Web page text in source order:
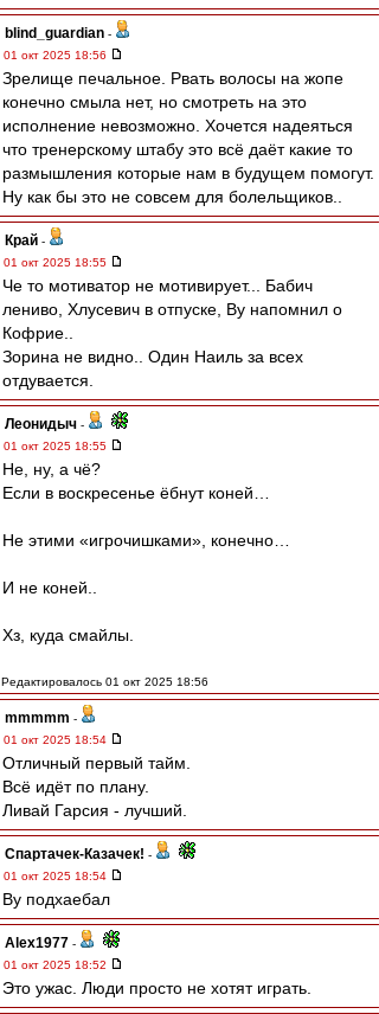
blind_guardian -
01 окт 2025 18:56
Зрелище печальное. Рвать волосы на жопе
конечно смыла нет, но смотреть на это
исполнение невозможно. Хочется надеяться
что тренерскому штабу это всё даёт какие то
размышления которые нам в будущем помогут.
Ну как бы это не совсем для болельщиков..
Край -
01 окт 2025 18:55
Че то мотиватор не мотивирует... Бабич
лениво, Хлусевич в отпуске, Ву напомнил о
Кофрие..
Зорина не видно.. Один Наиль за всех
отдувается.
Леонидыч -
01 окт 2025 18:55
Не, ну, а чё?
Если в воскресенье ёбнут коней…
Не этими «игрочишками», конечно…
И не коней..
Хз, куда смайлы.
Редактировалось 01 окт 2025 18:56
mmmmm -
01 окт 2025 18:54
Отличный первый тайм.
Всё идёт по плану.
Ливай Гарсия - лучший.
Спартачек-Казачек! -
01 окт 2025 18:54
Ву подхаебал
Alex1977 -
01 окт 2025 18:52
Это ужас. Люди просто не хотят играть.